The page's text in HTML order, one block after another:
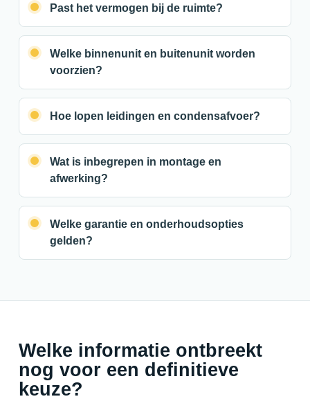
Past het vermogen bij de ruimte?
Welke binnenunit en buitenunit worden
voorzien?
Hoe lopen leidingen en condensafvoer?
Wat is inbegrepen in montage en
afwerking?
Welke garantie en onderhoudsopties
gelden?
Welke informatie ontbreekt
nog voor een definitieve
keuze?